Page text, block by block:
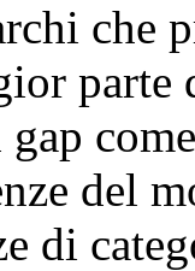
che
parte
del
di